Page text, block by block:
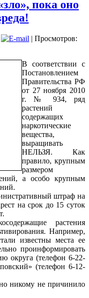
пока оно
| Просмотров:
В соответствии с
Постановлением
Правительства РФ
от 27 ноября 2010
г. № 934, ряд
растений
содержащих
наркотические
вещества,
выращивать
НЕЛЬЗЯ. Как
правило, крупным
размером
а особо крупным
штраф на
на срок до 15 суток
растения
Например,
известны места ее
проинформировать
округа (телефон 6-22-
(телефон 6-12-
никому не причинило